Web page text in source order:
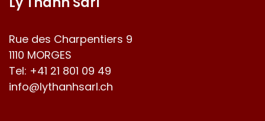
Rue des Charpentiers 9
1110 MORGES
Tel: +41 21 801 09 49
info@lythanhsarl.ch